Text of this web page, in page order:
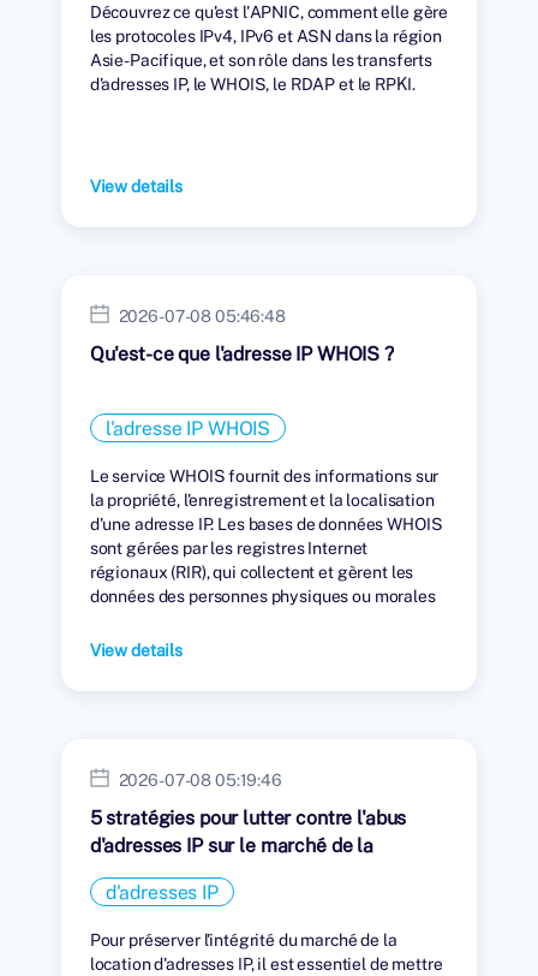
Découvrez ce qu'est l'APNIC, comment elle gère
les protocoles IPv4, IPv6 et ASN dans la région
Asie-Pacifique, et son rôle dans les transferts
d'adresses IP, le WHOIS, le RDAP et le RPKI.
View details
2026-07-08 05:46:48
Qu'est-ce que l'adresse IP WHOIS ?
l'adresse IP WHOIS
Le service WHOIS fournit des informations sur
la propriété, l'enregistrement et la localisation
d'une adresse IP. Les bases de données WHOIS
sont gérées par les registres Internet
régionaux (RIR), qui collectent et gèrent les
données des personnes physiques ou morales
View details
2026-07-08 05:19:46
5 stratégies pour lutter contre l'abus
d'adresses IP sur le marché de la
location
d'adresses IP
Pour préserver l'intégrité du marché de la
location d'adresses IP, il est essentiel de mettre